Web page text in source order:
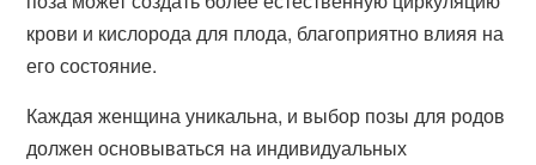
крови и кислорода для плода, благоприятно влияя на
его состояние.
Каждая женщина уникальна, и выбор позы для родов
должен основываться на индивидуальных